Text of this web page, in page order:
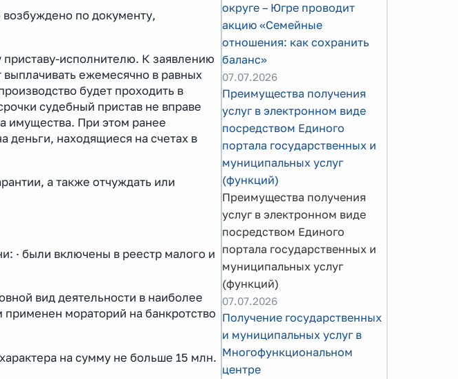
возбуждено по документу,
исполнителю. К заявлению
ежемесячно в равных
будет проходить в
судебный пристав не вправе
имущества. При этом ранее
деньги, находящиеся на счетах в
а также отчуждать или
· были включены в реестр малого и
вид деятельности в наиболее
мораторий на банкротство
на сумму не больше 15 млн.
округе – Югре проводит
акцию «Семейные
отношения: как сохранить
баланс»
07.07.2026
Преимущества получения
услуг в электронном виде
посредством Единого
портала государственных и
муниципальных услуг
(функций)
Преимущества получения
услуг в электронном виде
посредством Единого
портала государственных и
муниципальных услуг
(функций)
07.07.2026
Получение государственных
и муниципальных услуг в
Многофункциональном
центре